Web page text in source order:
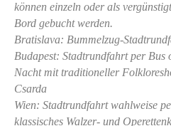
können einzeln oder als
Bord gebucht werden.
Bratislava: Bummelzug-
Budapest: Stadtrundfahrt per
Nacht mit traditioneller
Csarda
Wien: Stadtrundfahrt wahlweise
klassisches Walzer- und